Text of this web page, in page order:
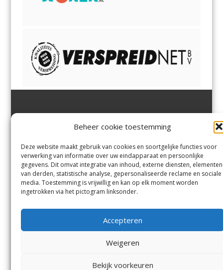
Beheer cookie toestemming
Deze website maakt gebruik van cookies en soortgelijke functies voor
verwerking van informatie over uw eindapparaat en persoonlijke
gegevens. Dit omvat integratie van inhoud, externe diensten, elementen
van derden, statistische analyse, gepersonaliseerde reclame en sociale
media. Toestemming is vrijwillig en kan op elk moment worden
ingetrokken via het pictogram linksonder.
Accepteren
Weigeren
Bekijk voorkeuren
Margadantstraat 34
0255-533900
info@jutter.nlofinfo@hofgee
st.nl
Velserbroek,Velsen-Zuid,
Zuid,Driehuisen
Spaarnwoude.
Contact
Andere uitgaven
Voorwaarden
© Kennemerland Pers B.V.